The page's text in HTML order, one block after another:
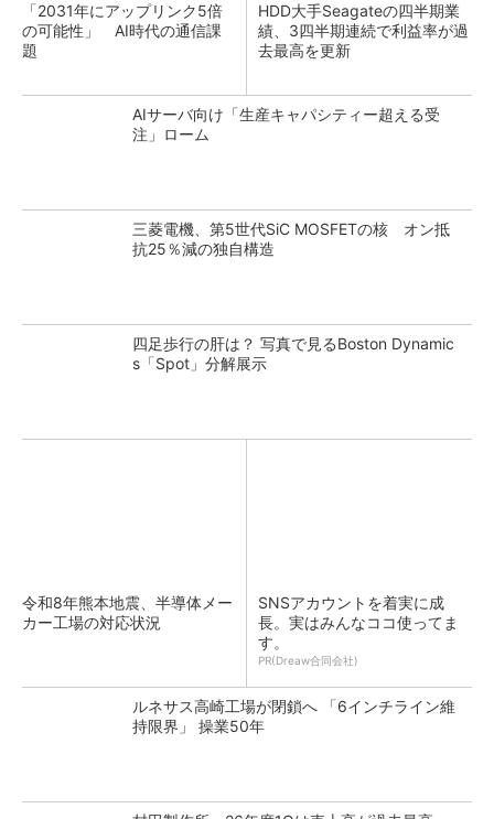
「2031年にアップリンク5倍
の可能性」 AI時代の通信課
題
HDD大手Seagateの四半期業
績、3四半期連続で利益率が過
去最高を更新
AIサーバ向け「生産キャパシティー超える受
注」ローム
三菱電機、第5世代SiC MOSFETの核 オン抵
抗25％減の独自構造
四足歩行の肝は？ 写真で見るBoston Dynamic
s「Spot」分解展示
令和8年熊本地震、半導体メー
カー工場の対応状況
SNSアカウントを着実に成
長。実はみんなココ使ってま
す。
PR(Dreaw合同会社)
ルネサス高崎工場が閉鎖へ 「6インチライン維
持限界」 操業50年